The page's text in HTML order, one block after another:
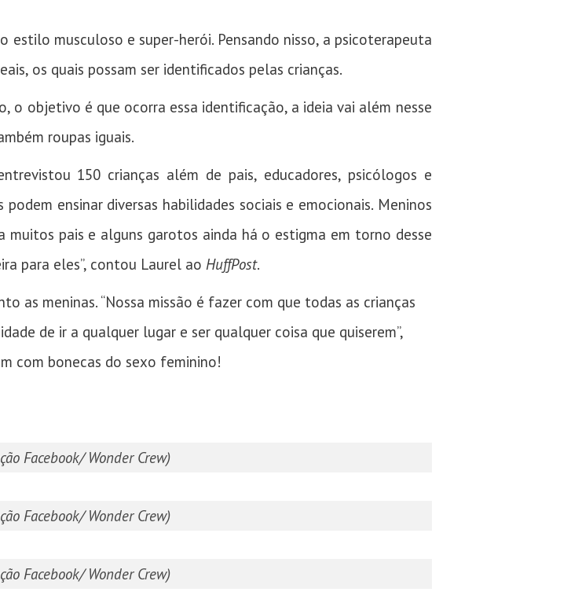
estilo musculoso e super-herói. Pensando nisso, a psicoterapeuta
os quais possam ser identificados pelas crianças.
o objetivo é que ocorra essa identificação, a ideia vai além nesse
roupas iguais.
150 crianças além de pais, educadores, psicólogos e
ensinar diversas habilidades sociais e emocionais. Meninos
muitos pais e alguns garotos ainda há o estigma em torno desse
para eles”, contou Laurel aoHuffPost.
as meninas. “Nossa missão é fazer com que todas as crianças
de ir a qualquer lugar e ser qualquer coisa que quiserem”,
com bonecas do sexo feminino!
Facebook/ Wonder Crew)
Facebook/ Wonder Crew)
Facebook/ Wonder Crew)